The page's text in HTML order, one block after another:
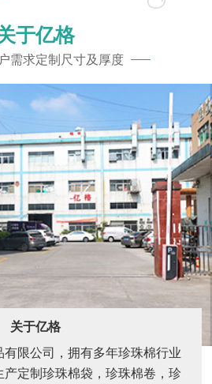
于亿格
需求定制尺寸及厚度
关于亿格
限公司，拥有多年珍珠棉行业
定制珍珠棉袋，珍珠棉卷，珍